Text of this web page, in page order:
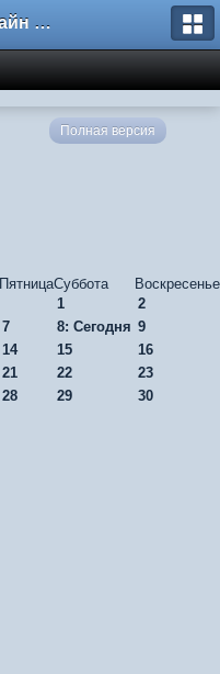
Форум Онлайн Стратегии - IroD
ПятницаСуббота
Воскресенье
1
2
7 8: Сегодня 9
14 15
16
21 22
23
28 29
30
Полная версия